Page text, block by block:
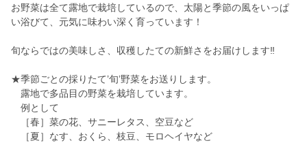
お野菜は全て露地で栽培しているので、太陽と季節の風をいっぱ
い浴びて、元気に味わい深く育っています！
旬ならではの美味しさ、収穫したての新鮮さをお届けします‼
★季節ごとの採りたて’旬’野菜をお送りします。
露地で多品目の野菜を栽培しています。
例として
［春］菜の花、サニーレタス、空豆など
［夏］なす、おくら、枝豆、モロヘイヤなど